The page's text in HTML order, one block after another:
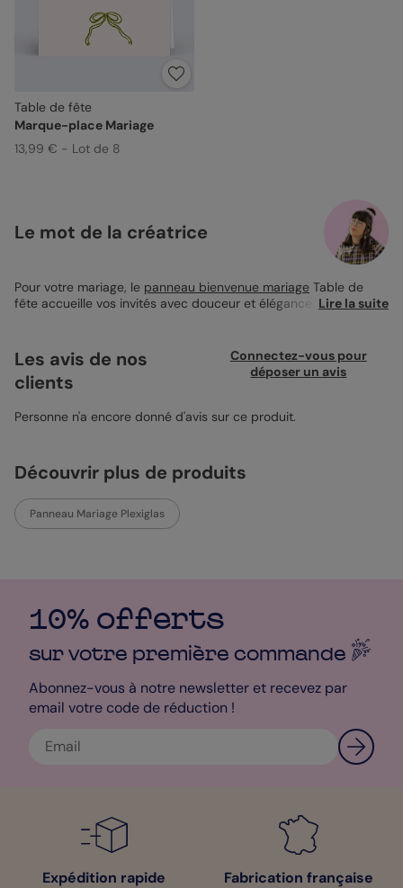
Table de fête
Marque-place Mariage
13,99 € - Lot de 8
Le mot de la créatrice
Pour votre mariage, le panneau bienvenue mariage Table de
fête accueille vos invités avec douceur et élégance. Ses motifs
format 50x70 cm offre un espace clair et lisible, idéal pour
personnaliser votre message. Imprimé avec soin sur papier
épais, il devient une pièce maîtresse de votre décoration de
Lire la suite
Les avis de nos
clients
Connectez-vous pour
déposer un avis
Personne n'a encore donné d'avis sur ce produit.
Découvrir plus de produits
Panneau Mariage Plexiglas
10% offerts
sur votre première commande
Abonnez-vous à notre newsletter et recevez par
email votre code de réduction !
Expédition rapide Fabrication française